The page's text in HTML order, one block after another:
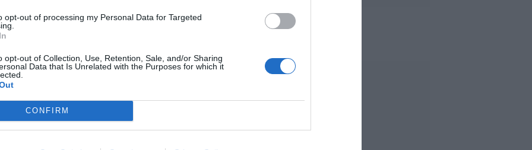
opt-out of processing my Personal Data for Targeted
opt-out of Collection, Use, Retention, Sale, and/or Sharing
Data that Is Unrelated with the Purposes for which it
CONFIRM
positivo es un tipo de cáncer que
células tumorales. Esta sobrexpresión
y capacidad de extensión.
Zanidatamab, es una proteína artificial
la proteína HER2 por dos zonas diferentes,
tumoral con una mayor tasa de